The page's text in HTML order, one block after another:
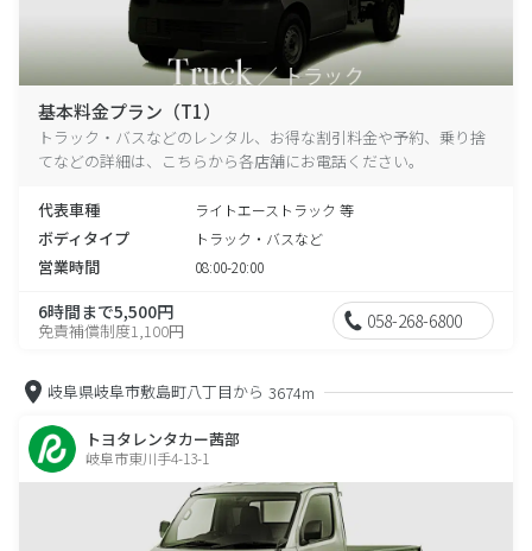
基本料金プラン（T1）
トラック・バスなどのレンタル、お得な割引料金や予約、乗り捨
てなどの詳細は、こちらから各店舗にお電話ください。
代表車種 ライトエーストラック 等
ボディタイプ トラック・バスなど
営業時間 08:00-20:00
6時間まで5,500円
免責補償制度1,100円 058-268-6800
岐阜県岐阜市敷島町八丁目から 3674m
トヨタレンタカー茜部
岐阜市東川手4-13-1